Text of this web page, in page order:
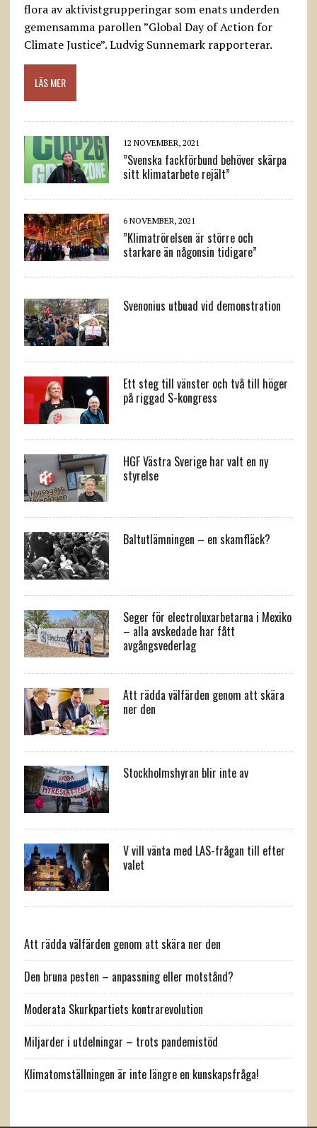
flora av aktivistgrupperingar som enats underden
gemensamma parollen ”Global Day of Action for
Climate Justice”. Ludvig Sunnemark rapporterar.
LÄS MER
12 NOVEMBER, 2021
”Svenska fackförbund behöver skärpa
sitt klimatarbete rejält”
6 NOVEMBER, 2021
”Klimatrörelsen är större och
starkare än någonsin tidigare”
Svenonius utbuad vid demonstration
Ett steg till vänster och två till höger
på riggad S-kongress
HGF Västra Sverige har valt en ny
styrelse
Baltutlämningen – en skamfläck?
Seger för electroluxarbetarna i Mexiko
– alla avskedade har fått
avgångsvederlag
Att rädda välfärden genom att skära
ner den
Stockholmshyran blir inte av
V vill vänta med LAS-frågan till efter
valet
Att rädda välfärden genom att skära ner den
Den bruna pesten – anpassning eller motstånd?
Moderata Skurkpartiets kontrarevolution
Miljarder i utdelningar – trots pandemistöd
Klimatomställningen är inte längre en kunskapsfråga!